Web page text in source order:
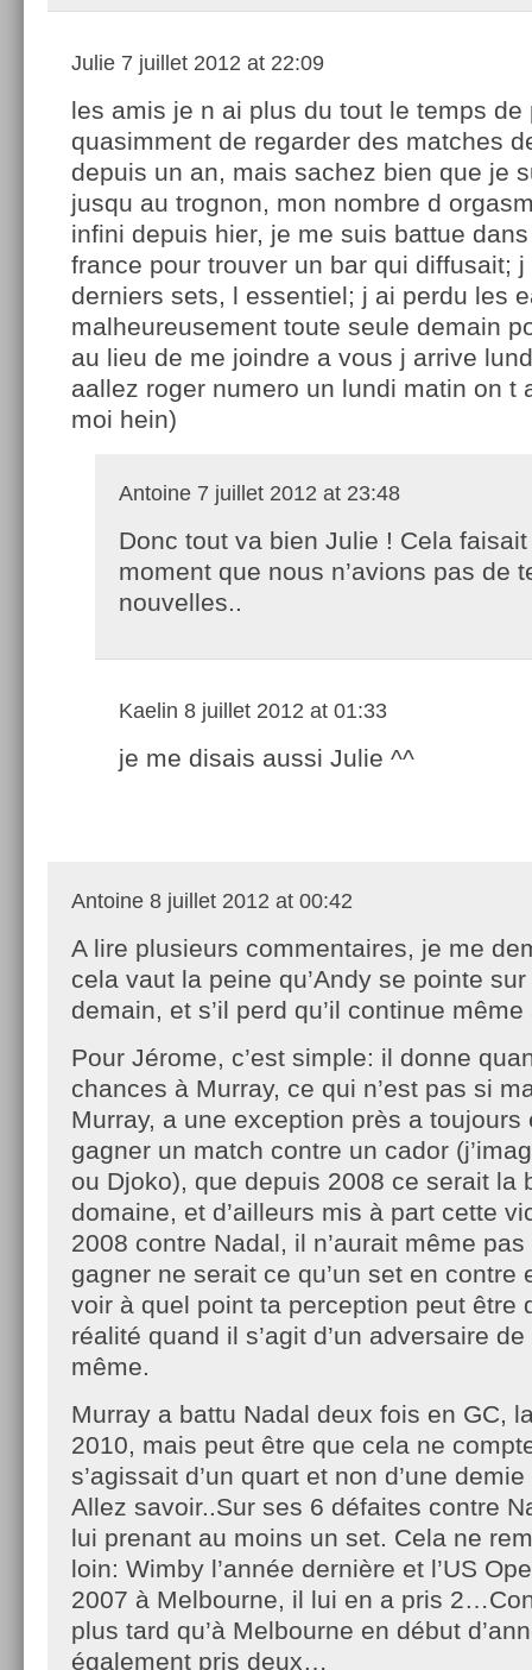
Julie 7 juillet 2012 at 22:09
les amis je n ai plus du tout le temps de
quasimment de regarder des matches
depuis un an, mais sachez bien que je
jusqu au trognon, mon nombre d
infini depuis hier, je me suis battue
france pour trouver un bar qui diffusait;
derniers sets, l essentiel; j ai perdu les
malheureusement toute seule demain
au lieu de me joindre a vous j arrive
aallez roger numero un lundi matin on t
moi hein)
Antoine 7 juillet 2012 at 23:48
Donc tout va bien Julie ! Cela
moment que nous n’avions pas de
nouvelles..
Kaelin 8 juillet 2012 at 01:33
je me disais aussi Julie ^^
Antoine 8 juillet 2012 at 00:42
A lire plusieurs commentaires, je me
cela vaut la peine qu’Andy se pointe
demain, et s’il perd qu’il continue
Pour Jérome, c’est simple: il donne
chances à Murray, ce qui n’est pas si
Murray, a une exception près a toujours
gagner un match contre un cador
ou Djoko), que depuis 2008 ce serait la
domaine, et d’ailleurs mis à part cette
2008 contre Nadal, il n’aurait même
gagner ne serait ce qu’un set en contre
voir à quel point ta perception peut être
réalité quand il s’agit d’un adversaire
même.
Murray a battu Nadal deux fois en GC,
2010, mais peut être que cela ne
s’agissait d’un quart et non d’une
Allez savoir..Sur ses 6 défaites contre
lui prenant au moins un set. Cela ne
loin: Wimby l’année dernière et l’US
2007 à Melbourne, il lui en a pris
plus tard qu’à Melbourne en début
également pris deux…